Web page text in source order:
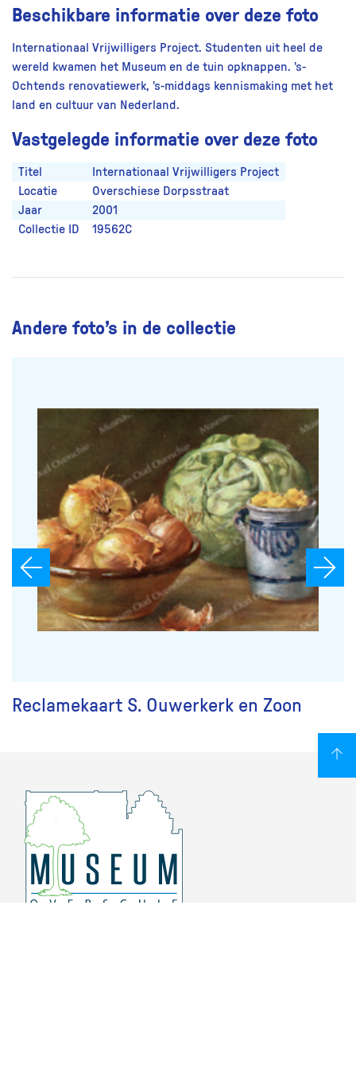
Beschikbare informatie over deze foto
Internationaal Vrijwilligers Project. Studenten uit heel de
wereld kwamen het Museum en de tuin opknappen. 's-
Ochtends renovatiewerk, 's-middags kennismaking met het
land en cultuur van Nederland.
Vastgelegde informatie over deze foto
Titel
Internationaal Vrijwilligers Project
Locatie
Overschiese Dorpsstraat
Jaar
2001
Collectie ID
19562C
Andere foto’s in de collectie
Reclamekaart S. Ouwerkerk en Zoon